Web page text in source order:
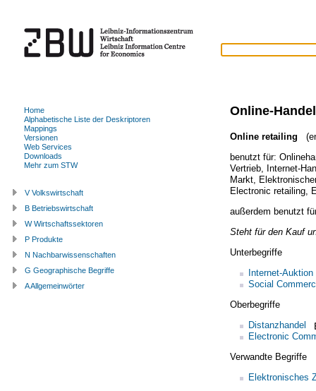
Online-Handel
Online retailing
benutzt für:
Vertrieb, Internet-
Markt,
Electronic retailing,
außerdem benutzt
Steht für den Kauf
Unterbegriffe
Internet-Auktion
Social
Oberbegriffe
Distanzhandel
Electronic
Verwandte Begriffe
Elektronisches
Home
Alphabetische Liste der Deskriptoren
Mappings
Versionen
Web Services
Downloads
Mehr zum STW
V Volkswirtschaft
B Betriebswirtschaft
W Wirtschaftssektoren
P Produkte
N Nachbarwissenschaften
G Geographische Begriffe
A Allgemeinwörter